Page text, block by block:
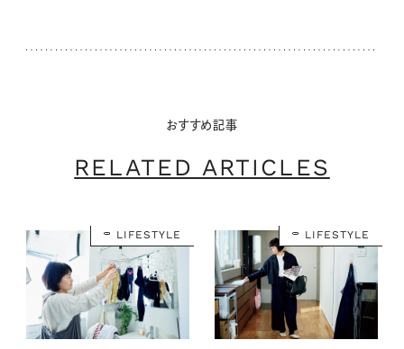
おすすめ記事
RELATED ARTICLES
LIFESTYLE LIFESTYLE